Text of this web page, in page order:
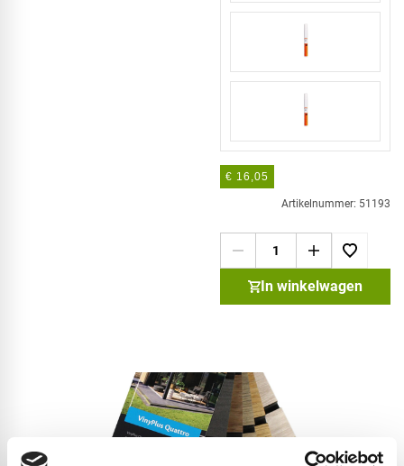
€ 16,05
Artikelnummer: 51193
In winkelwagen